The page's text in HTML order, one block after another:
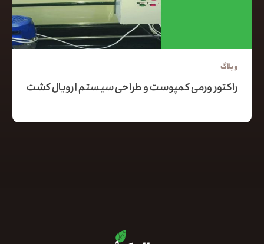
وبلاگ
راکتور ورمی کمپوست و طراحی سیستم | رویال کشت